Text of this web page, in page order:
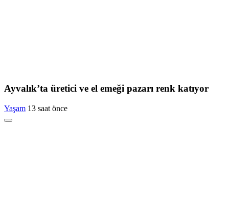
Ayvalık’ta üretici ve el emeği pazarı renk katıyor
Yaşam 13 saat önce